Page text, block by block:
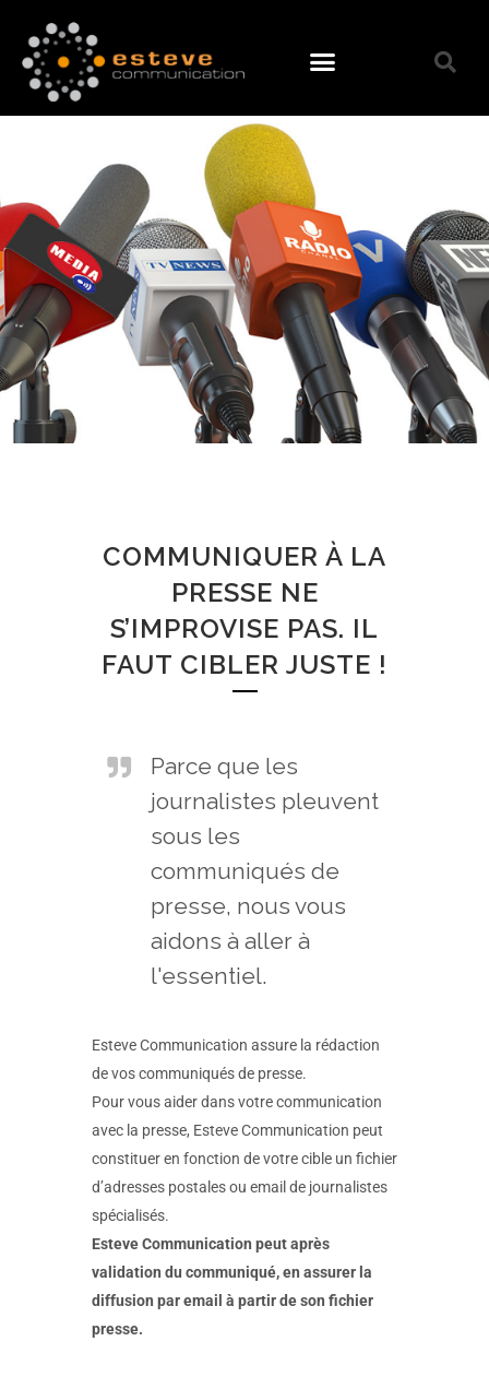
COMMUNIQUER À LA
PRESSE NE
S’IMPROVISE PAS. IL
FAUT CIBLER JUSTE !
Parce que les
journalistes pleuvent
sous les
communiqués de
presse, nous vous
aidons à aller à
l'essentiel.
Esteve Communication assure la rédaction
de vos communiqués de presse.
Pour vous aider dans votre communication
avec la presse, Esteve Communication peut
constituer en fonction de votre cible un fichier
d’adresses postales ou email de journalistes
spécialisés.
Esteve Communication peut après
validation du communiqué, en assurer la
diffusion par email à partir de son fichier
presse.